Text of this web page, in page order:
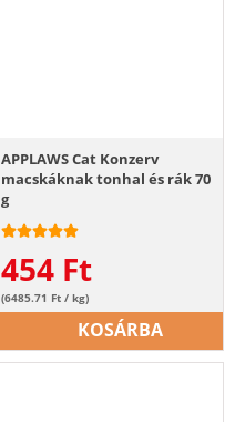
APPLAWS Cat Konzerv
macskáknak tonhal és rák 70
g
454 Ft
(6485.71 Ft / kg)
KOSÁRBA